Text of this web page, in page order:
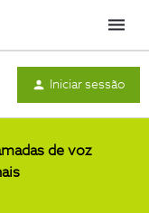
Menu
Iniciar sessão
de voz